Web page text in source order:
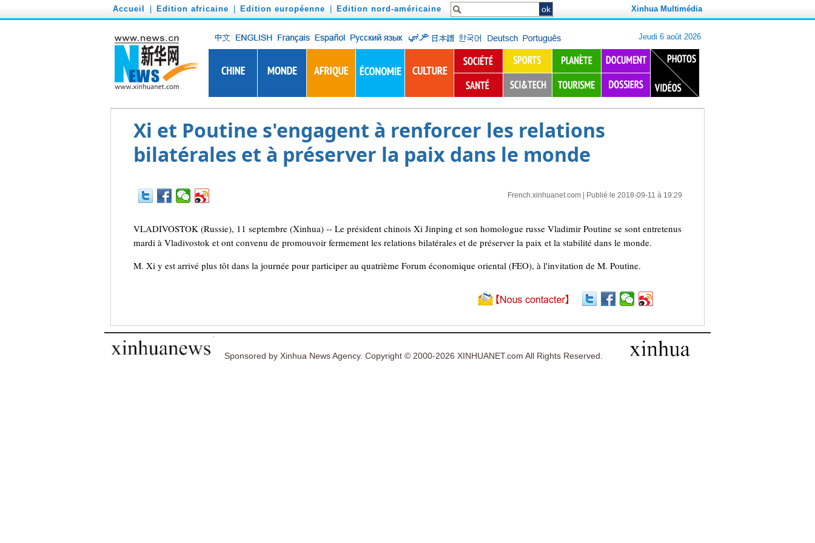
Accueil Edition africaine Edition européenne Edition nord-américaine Xinhua Multimédia
Xi et Poutine s'engagent à renforcer les relations
bilatérales et à préserver la paix dans le monde
French.xinhuanet.com| Publié le 2018-09-11 à 19:29
VLADIVOSTOK (Russie), 11 septembre (Xinhua) -- Le président chinois Xi Jinping et son homologue russe Vladimir Poutine se sont entretenus
mardi à Vladivostok et ont convenu de promouvoir fermement les relations bilatérales et de préserver la paix et la stabilité dans le monde.
M. Xi y est arrivé plus tôt dans la journée pour participer au quatrième Forum économique oriental (FEO), à l'invitation de M. Poutine.
Sponsored by Xinhua News Agency. Copyright © 2000-2026 XINHUANET.com All Rights Reserved.